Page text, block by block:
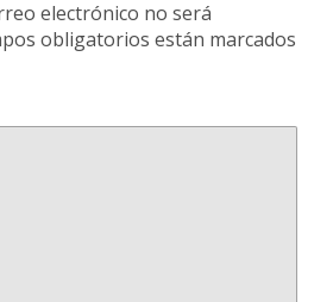
electrónico no será
obligatorios están marcados